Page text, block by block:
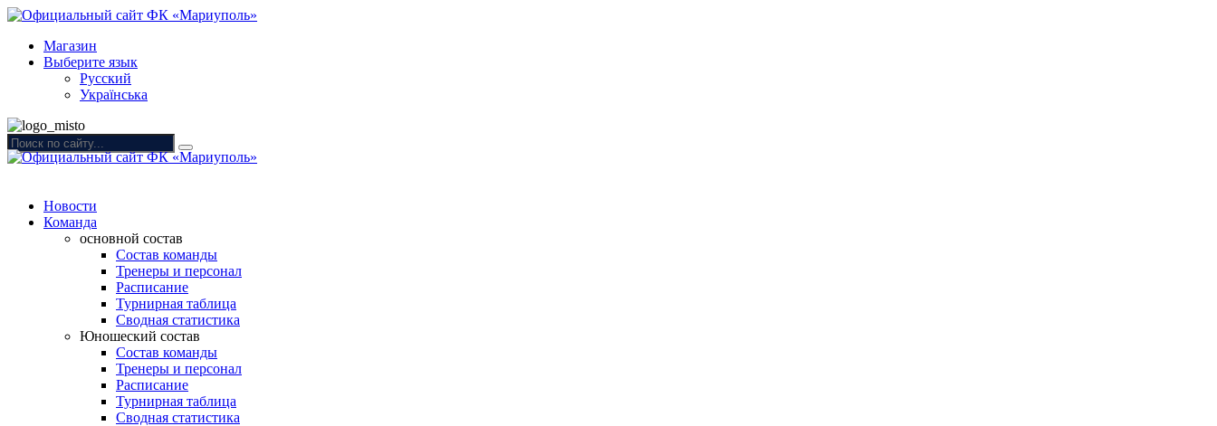
Магазин
Выберите язык
Русский
Українська
Новости
Команда
основной состав
Состав команды
Тренеры и персонал
Расписание
Турнирная таблица
Сводная статистика
Юношеский состав
Состав команды
Тренеры и персонал
Расписание
Турнирная таблица
Сводная статистика